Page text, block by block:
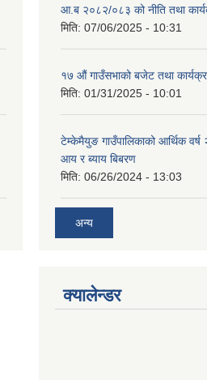
आ.ब २०८२/०८३ को नीति तथा
मिति: 07/06/2025 - 10:31
१७ औं गाउँसभाको बजेट तथा
मिति: 01/31/2025 - 10:01
टेम्केमैयुङ गाउँपालिकाको आर्थिक
आय र ब्याय बिबरण
मिति: 06/26/2024 - 13:03
अन्य
क्यालेन्डर